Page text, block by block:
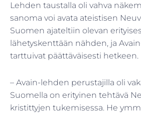
Lehden taustalla oli vahva
sanoma voi avata ateistisen
Suomen ajateltiin olevan
lähetyskenttään nähden, ja
tarttuivat päättäväisesti hetkeen.
– Avain-lehden perustajilla oli
Suomella on erityinen tehtävä
kristittyjen tukemisessa. He